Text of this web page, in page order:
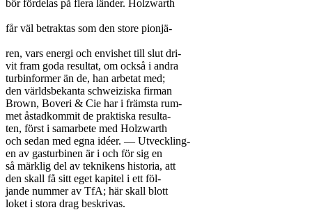
bör fördelas på flera länder. Holzwarth
får väl betraktas som den store pionjä-
ren, vars energi och envishet till slut dri-
vit fram goda resultat, om också i andra
turbinformer än de, han arbetat med;
den världsbekanta schweiziska firman
Brown, Boveri & Cie har i främsta rum-
met åstadkommit de praktiska resulta-
ten, först i samarbete med Holzwarth
och sedan med egna idéer. — Utveckling-
en av gasturbinen är i och för sig en
så märklig del av teknikens historia, att
den skall få sitt eget kapitel i ett föl-
jande nummer av TfA; här skall blott
loket i stora drag beskrivas.